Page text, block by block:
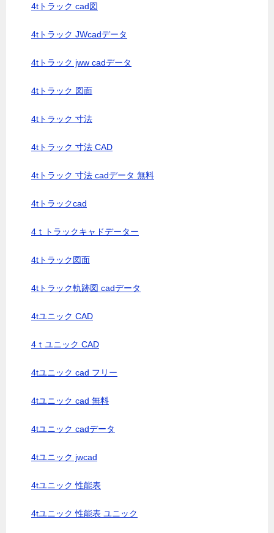
4tトラック cad図
4tトラック JWcadデータ
4tトラック jww cadデータ
4tトラック 図面
4tトラック 寸法
4tトラック 寸法 CAD
4tトラック 寸法 cadデータ 無料
4tトラックcad
4ｔトラックキャドデーター
4tトラック図面
4tトラック軌跡図 cadデータ
4tユニック CAD
4ｔユニック CAD
4tユニック cad フリー
4tユニック cad 無料
4tユニック cadデータ
4tユニック jwcad
4tユニック 性能表
4tユニック 性能表 ユニック